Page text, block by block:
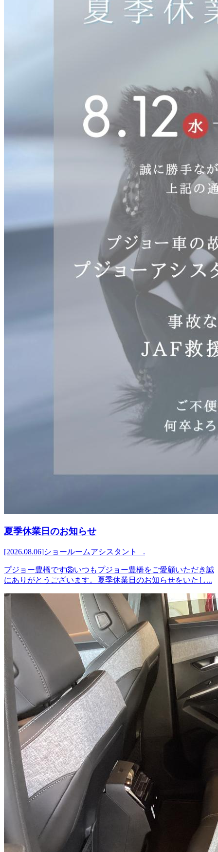
夏季休業日のお知らせ
[2026.08.06]ショールームアシスタント .
プジョー豊橋です🦁いつもプジョー豊橋をご愛顧いただき誠
にありがとうございます。夏季休業日のお知らせをいたし...